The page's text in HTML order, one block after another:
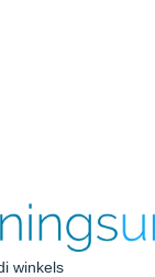
winkels